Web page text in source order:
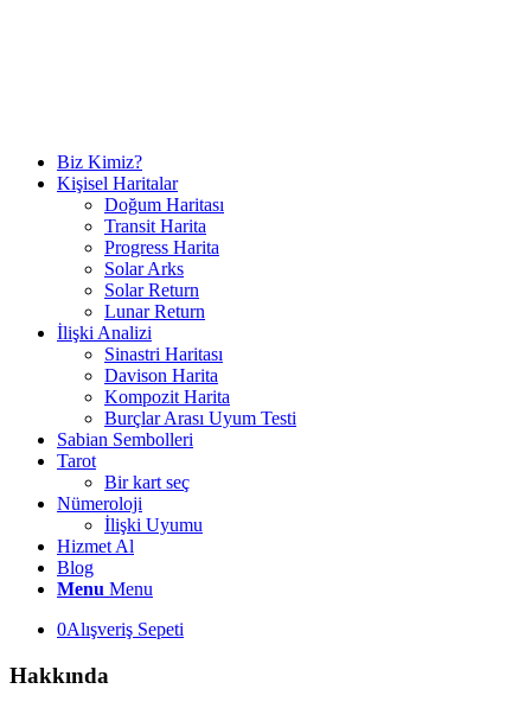
Biz Kimiz?
Kişisel Haritalar
Doğum Haritası
Transit Harita
Progress Harita
Solar Arks
Solar Return
Lunar Return
İlişki Analizi
Sinastri Haritası
Davison Harita
Kompozit Harita
Burçlar Arası Uyum Testi
Sabian Sembolleri
Tarot
Bir kart seç
Nümeroloji
İlişki Uyumu
Hizmet Al
Blog
Menu Menu
0Alışveriş Sepeti
Hakkında